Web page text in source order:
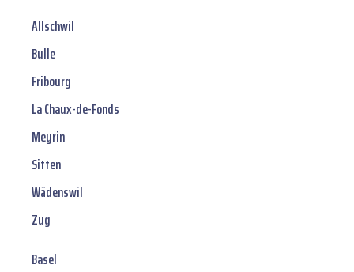
Allschwil
Bulle
Fribourg
La Chaux-de-Fonds
Meyrin
Sitten
Wädenswil
Zug
Basel